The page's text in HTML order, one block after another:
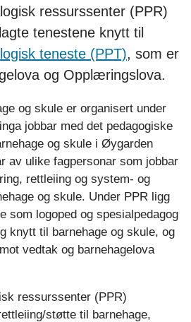
ressurssenter (PPR)
tenestene knytt til
teneste (PPT), som er
og Opplæringslova.
og skule er organisert under
jobbar med det pedagogiske
og skule i Øygarden
av ulike fagpersonar som jobbar
rettleiing og system- og
og skule. Under PPR ligg
som logoped og spesialpedagog
knytt til barnehage og skule, og
vedtak og barnehagelova
ressurssenter (PPR)
støtte til barnehage,